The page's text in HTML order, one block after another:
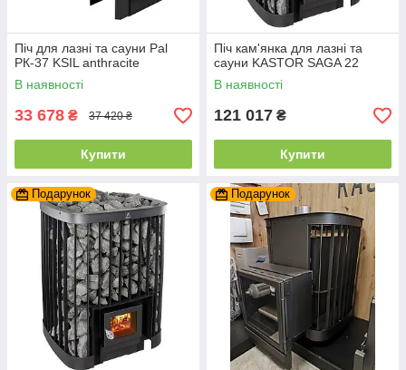
Піч для лазні та сауни Pal
PК-37 KSIL anthracite
В наявності
33 678 ₴ 37 420 ₴
Купити
Піч кам'янка для лазні та
сауни KASTOR SAGA 22
В наявності
121 017 ₴
Купити
Подарунок Подарунок